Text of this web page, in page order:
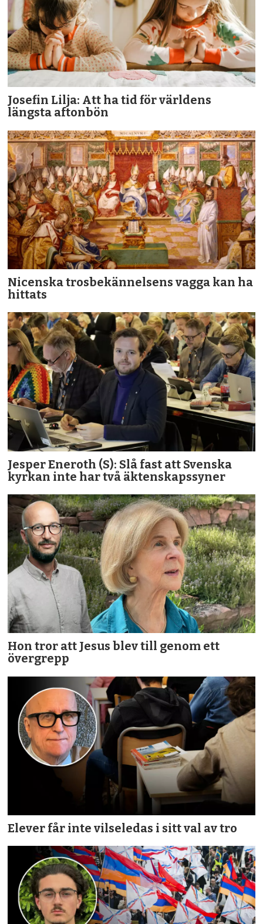
Josefin Lilja: Att ha tid för världens
längsta aftonbön
Nicenska trosbekännelsens vagga kan ha
hittats
Jesper Eneroth (S): Slå fast att Svenska
kyrkan inte har två äktenskapssyner
Hon tror att Jesus blev till genom ett
övergrepp
Elever får inte vilseledas i sitt val av tro